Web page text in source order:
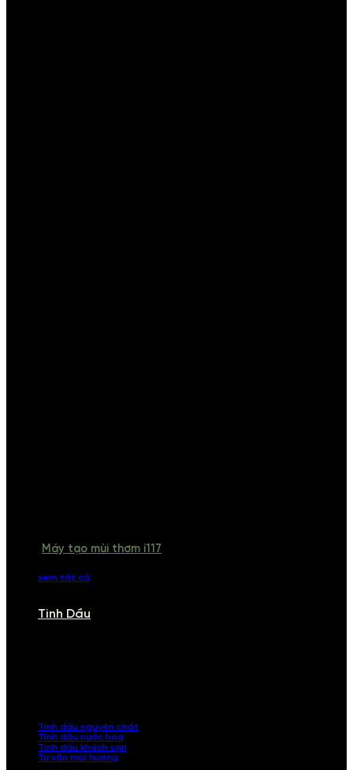
Máy tạo mùi thơm i117
xem tất cả
Tinh Dầu
Tinh dầu nguyên chất
Tinh dầu nước hoa
Tinh dầu khách sạn
Tư vấn mùi hương